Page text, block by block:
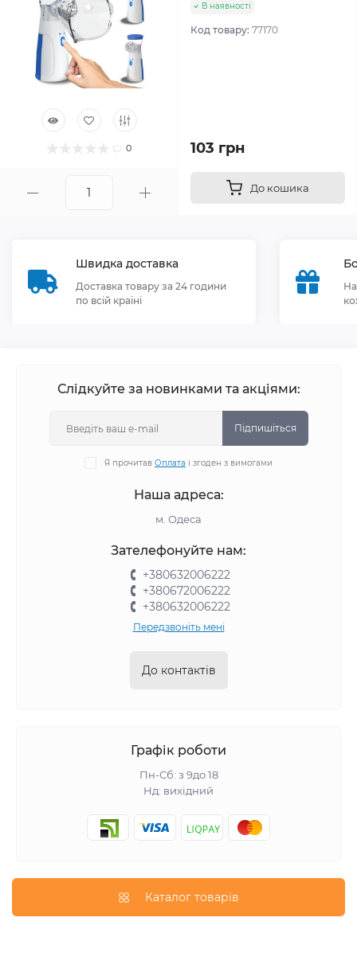
0
В наявності
Код товару: 77170
103 грн
До кошика
Швидка доставка
Доставка товару за 24 години
по всій країні
Слідкуйте за новинками та акціями:
Підпишіться
Я прочитав Оплата і згоден з вимогами
Наша адреса:
м. Одеса
Зателефонуйте нам:
+380632006222
+380672006222
+380632006222
Передзвоніть мені
До контактів
Графік роботи
Пн-Сб: з 9до 18
Нд: вихідний
Каталог товарів